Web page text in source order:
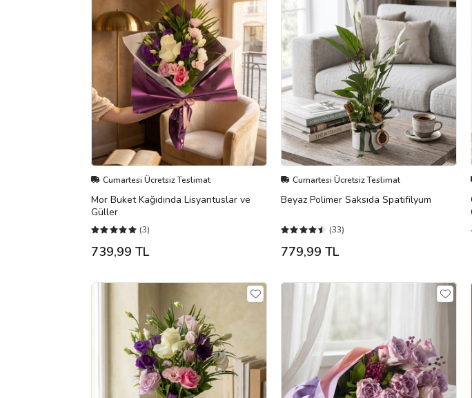
Cumartesi Ücretsiz Teslimat
Mor Buket Kağıdında Lisyantuslar ve
Güller
(3)
739,99 TL
Cumartesi Ücretsiz Teslimat
Beyaz Polimer Saksıda Spatifilyum
(33)
779,99 TL